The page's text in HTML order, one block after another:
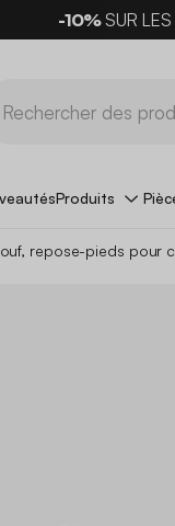
-10%SUR LES
Produits
repose-pieds pour